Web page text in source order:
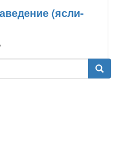
(ясли-
Поиск